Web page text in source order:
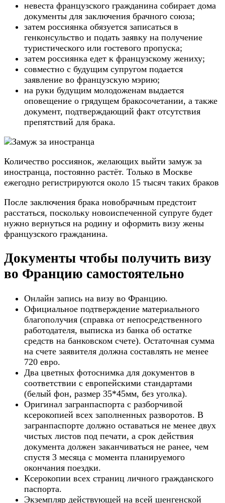
невеста французского гражданина собирает дома
документы для заключения брачного союза;
затем россиянка обязуется записаться в
генконсульство и подать заявку на получение
туристического или гостевого пропуска;
затем россиянка едет к французскому жениху;
совместно с будущим супругом подается
заявление во французскую мэрию;
на руки будущим молодоженам выдается
оповещение о грядущем бракосочетании, а также
документ, подтверждающий факт отсутствия
препятствий для брака.
Количество россиянок, желающих выйти замуж за
иностранца, постоянно растёт. Только в Москве
ежегодно регистрируются около 15 тысяч таких браков
После заключения брака новобрачным предстоит
расстаться, поскольку новоиспеченной супруге будет
нужно вернуться на родину и оформить визу жены
французского гражданина.
Документы чтобы получить визу
во Францию самостоятельно
Онлайн запись на визу во Францию.
Официальное подтверждение материального
благополучия (справка от непосредственного
работодателя, выписка из банка об остатке
средств на банковском счете). Остаточная сумма
на счете заявителя должна составлять не менее
720 евро.
Два цветных фотоснимка для документов в
соответствии с европейскими стандартами
(белый фон, размер 35*45мм, без уголка).
Оригинал загранпаспорта с разборчивой
ксерокопией всех заполненных разворотов. В
загранпаспорте должно оставаться не менее двух
чистых листов под печати, а срок действия
документа должен заканчиваться не ранее, чем
спустя 3 месяца с момента планируемого
окончания поездки.
Ксерокопии всех страниц личного гражданского
паспорта.
Экземпляр действующей на всей шенгенской